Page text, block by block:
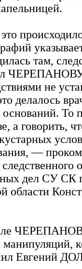
там,
не
делалось
оснований. То
а говорить,
—
дел СУ СК
области
Евгений